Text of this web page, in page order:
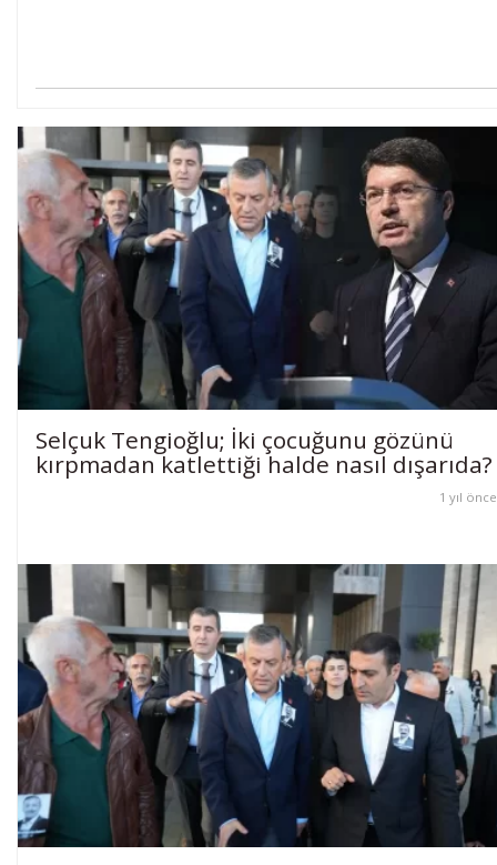
Selçuk Tengioğlu; İki çocuğunu gözünü
kırpmadan katlettiği halde nasıl dışarıda?
1 yıl önce